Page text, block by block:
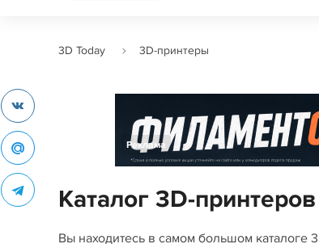
3D Today 3D-принтеры
Реклама
Каталог 3D-принтеров
Вы находитесь в самом большом